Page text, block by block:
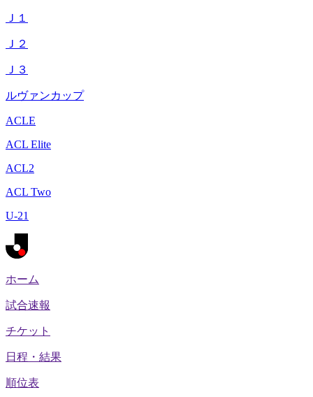
Ｊ１
Ｊ２
Ｊ３
ルヴァンカップ
ACLE
ACL Elite
ACL2
ACL Two
U-21
ホーム
試合速報
チケット
日程・結果
順位表